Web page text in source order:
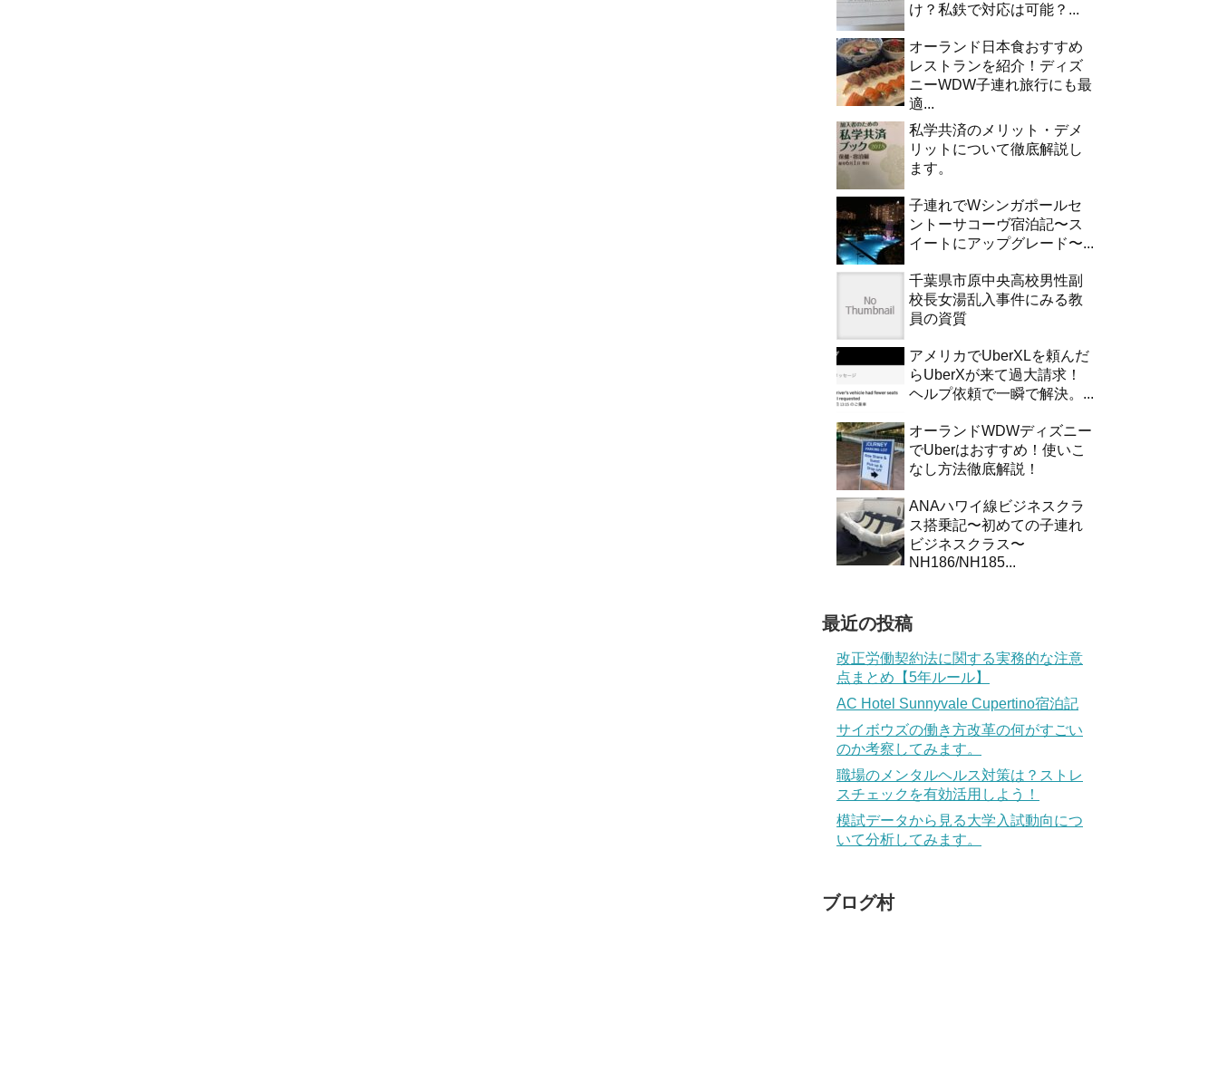
け？私鉄で対応は可能？...
オーランド日本食おすすめ
レストランを紹介！ディズ
ニーWDW子連れ旅行にも最
適...
私学共済のメリット・デメ
リットについて徹底解説し
ます。
子連れでWシンガポールセ
ントーサコーヴ宿泊記〜ス
イートにアップグレード〜...
千葉県市原中央高校男性副
校長女湯乱入事件にみる教
員の資質
アメリカでUberXLを頼んだ
らUberXが来て過大請求！
ヘルプ依頼で一瞬で解決。...
オーランドWDWディズニー
でUberはおすすめ！使いこ
なし方法徹底解説！
ANAハワイ線ビジネスクラ
ス搭乗記〜初めての子連れ
ビジネスクラス〜
NH186/NH185...
最近の投稿
改正労働契約法に関する実務的な注意
点まとめ【5年ルール】
AC Hotel Sunnyvale Cupertino宿泊記
サイボウズの働き方改革の何がすごい
のか考察してみます。
職場のメンタルヘルス対策は？ストレ
スチェックを有効活用しよう！
模試データから見る大学入試動向につ
いて分析してみます。
ブログ村